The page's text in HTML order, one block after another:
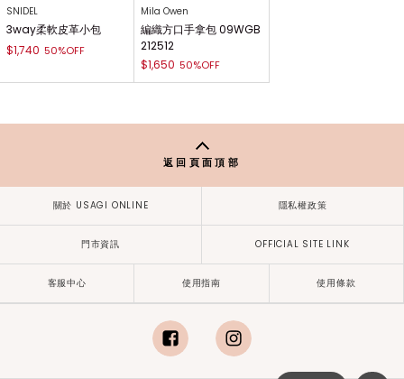
SNIDEL
3way柔軟皮革小包
$1,740 50%OFF
Mila Owen
編織方口手拿包 09WGB
212512
$1,650 50%OFF
返回頁面頂部
關於 USAGI ONLINE 隱私權政策
門市資訊 OFFICIAL SITE LINK
客服中心 使用指南 使用條款